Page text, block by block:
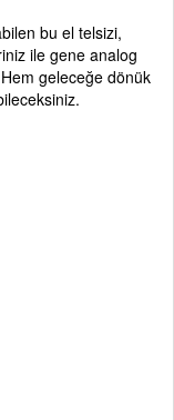
bu el telsizi,
ile gene analog
geleceğe dönük